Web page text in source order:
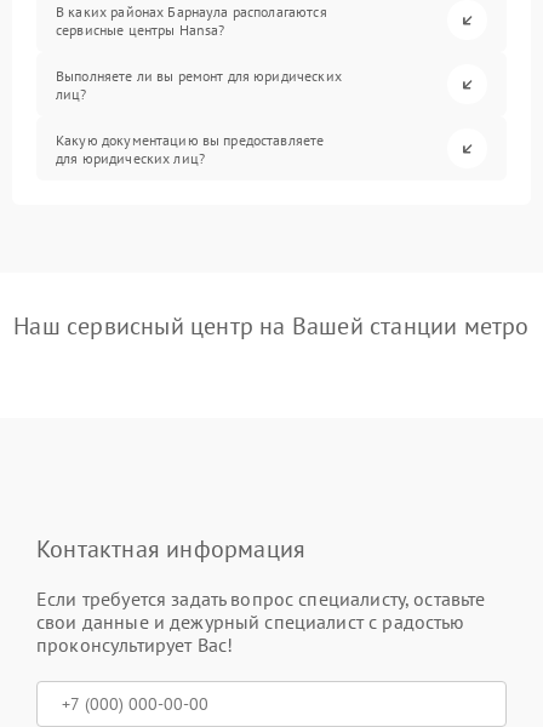
В каких районах Барнаула располагаются
сервисные центры Hansa?
Выполняете ли вы ремонт для юридических
лиц?
Какую документацию вы предоставляете
для юридических лиц?
Наш сервисный центр на Вашей станции метро
Контактная информация
Если требуется задать вопрос специалисту, оставьте
свои данные и дежурный специалист с радостью
проконсультирует Вас!